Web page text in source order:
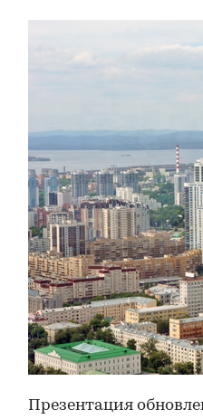
Презентация